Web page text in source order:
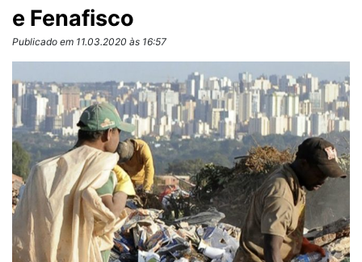
e Fenafisco
Publicado em 11.03.2020 às 16:57